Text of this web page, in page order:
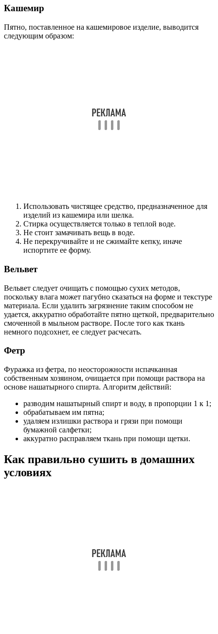
Кашемир
Пятно, поставленное на кашемировое изделие, выводится
следующим образом:
Использовать чистящее средство, предназначенное для
изделий из кашемира или шелка.
Стирка осуществляется только в теплой воде.
Не стоит замачивать вещь в воде.
Не перекручивайте и не сжимайте кепку, иначе
испортите ее форму.
Вельвет
Вельвет следует очищать с помощью сухих методов,
поскольку влага может пагубно сказаться на форме и текстуре
материала. Если удалить загрязнение таким способом не
удается, аккуратно обработайте пятно щеткой, предварительно
смоченной в мыльном растворе. После того как ткань
немного подсохнет, ее следует расчесать.
Фетр
Фуражка из фетра, по неосторожности испачканная
собственным хозяином, очищается при помощи раствора на
основе нашатырного спирта. Алгоритм действий:
разводим нашатырный спирт и воду, в пропорции 1 к 1;
обрабатываем им пятна;
удаляем излишки раствора и грязи при помощи
бумажной салфетки;
аккуратно расправляем ткань при помощи щетки.
Как правильно сушить в домашних
условиях